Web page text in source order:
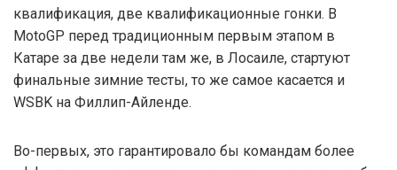
квалификация, две квалификационные гонки. В
MotoGP перед традиционным первым этапом в
Катаре за две недели там же, в Лосаиле, стартуют
финальные зимние тесты, то же самое касается и
WSBK на Филлип-Айленде.
Во-первых, это гарантировало бы командам более